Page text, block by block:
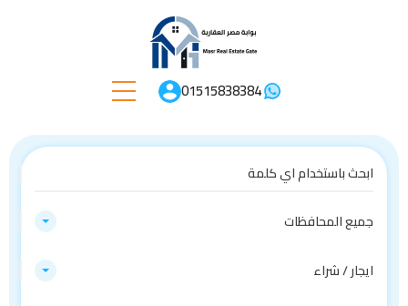
01515838384
جميع المحافظات
ايجار / شراء